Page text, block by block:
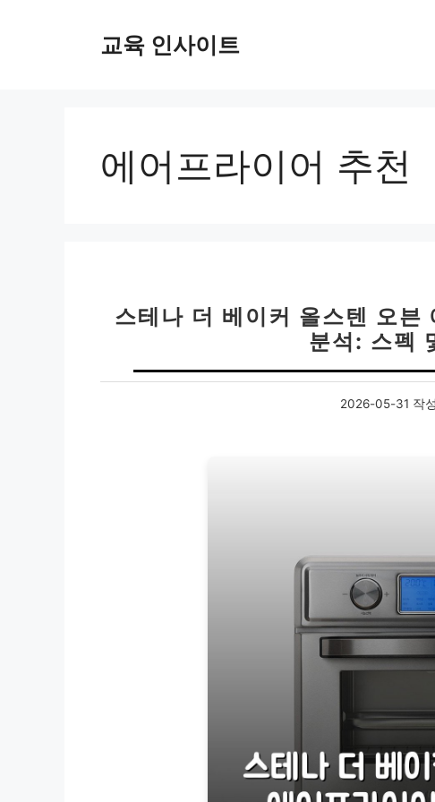
교육 인사이트
에어프라이어 추천
스테나 더 베이커 올스텐 오븐
분석: 스펙
2026-05-31 작